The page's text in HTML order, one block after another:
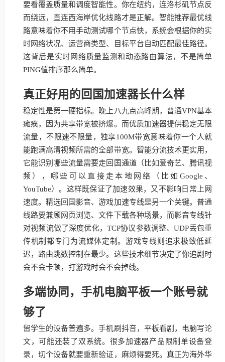
要看覆盖质量和调度智能性。你在纽约，连洛杉矶节点反
而绕远，直连西海岸优化线路才是正解。智能推荐最优线
路意味着你不用手动测试哪个节点快，系统会根据你的实
时网络状况、运营商类型、目标平台自动匹配最佳路径。
这背后是实时网络质量监测和动态路由算法，不是简单
PING值排序那么简单。
真正好用的回国加速器长什么样
稳定性是第一硬指标。晚上八九点高峰期，普通VPN基本
瘫痪，因为共享带宽被挤爆。而优质加速器提供稳定无限
流量，不限速不限量，独享100M带宽意味着你一个人就
能跑满高清视频所需的全部带宽。智能分流技术更实用，
它能识别哪些流量需要走回国通道（比如爱奇艺、腾讯视
频），哪些可以直接走本地网络（比如Google、
YouTube）。这样既保证了加速效果，又不影响日常上网
速度。精选回国影音、游戏加速专线是另一个关键。普通
线路要兼顾网页浏览、文件下载各种场景，而影音专线针
对视频流做了深度优化，TCP协议参数调整、UDP丢包重
传机制都专门为流媒体定制。游戏专线则追求极致低延
迟，路由跳数控制在最少。这些技术细节决定了你追剧时
会不会卡顿，打游戏时会不会掉线。
多端协同，手机电脑平板一个账号就
够了
留学生的设备普遍多。手机刷抖音，平板看剧，电脑写论
文，可能还装了双系统。很多加速器产品限制单设备登
录，切个设备就要重新验证，麻烦得要死。真正为海外华